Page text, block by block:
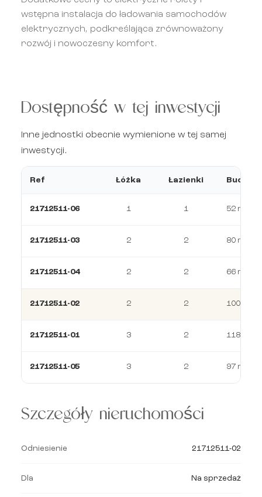
wstępna instalacja do ładowania samochodów
elektrycznych, podkreślająca zrównoważony
rozwój i nowoczesny komfort.
Dostępność w tej inwestycji
Inne jednostki obecnie wymienione w tej samej
inwestycji.
Ref Łóżka Łazienki Budowa
21712511-06 1 1 52 m²
21712511-03 2 2 80 m²
21712511-04 2 2 66 m²
21712511-02 2 2 100 m²
21712511-01 3 2 118 m²
21712511-05 3 2 97 m²
Szczegóły nieruchomości
Odniesienie 21712511-02
Dla Na sprzedaż